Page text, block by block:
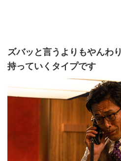
ズバッと言うよりもやんわ
持っていくタイプです